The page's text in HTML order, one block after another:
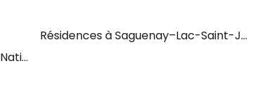
Résidences à Saguenay–Lac-Saint-Jean